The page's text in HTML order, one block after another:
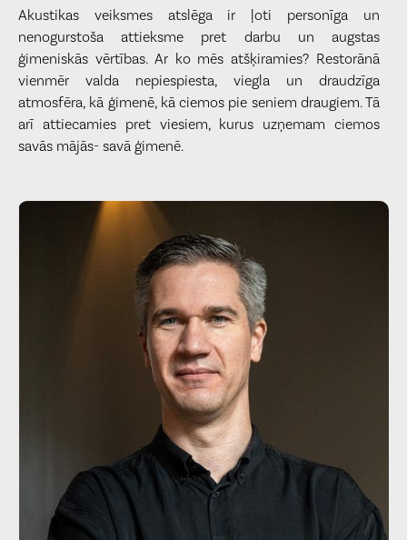
Akustikas veiksmes atslēga ir ļoti personīga un
nenogurstoša attieksme pret darbu un augstas
ģimeniskās vērtības. Ar ko mēs atšķiramies? Restorānā
vienmēr valda nepiespiesta, viegla un draudzīga
atmosfēra, kā ģimenē, kā ciemos pie seniem draugiem. Tā
arī attiecamies pret viesiem, kurus uzņemam ciemos
savās mājās- savā ģimenē.